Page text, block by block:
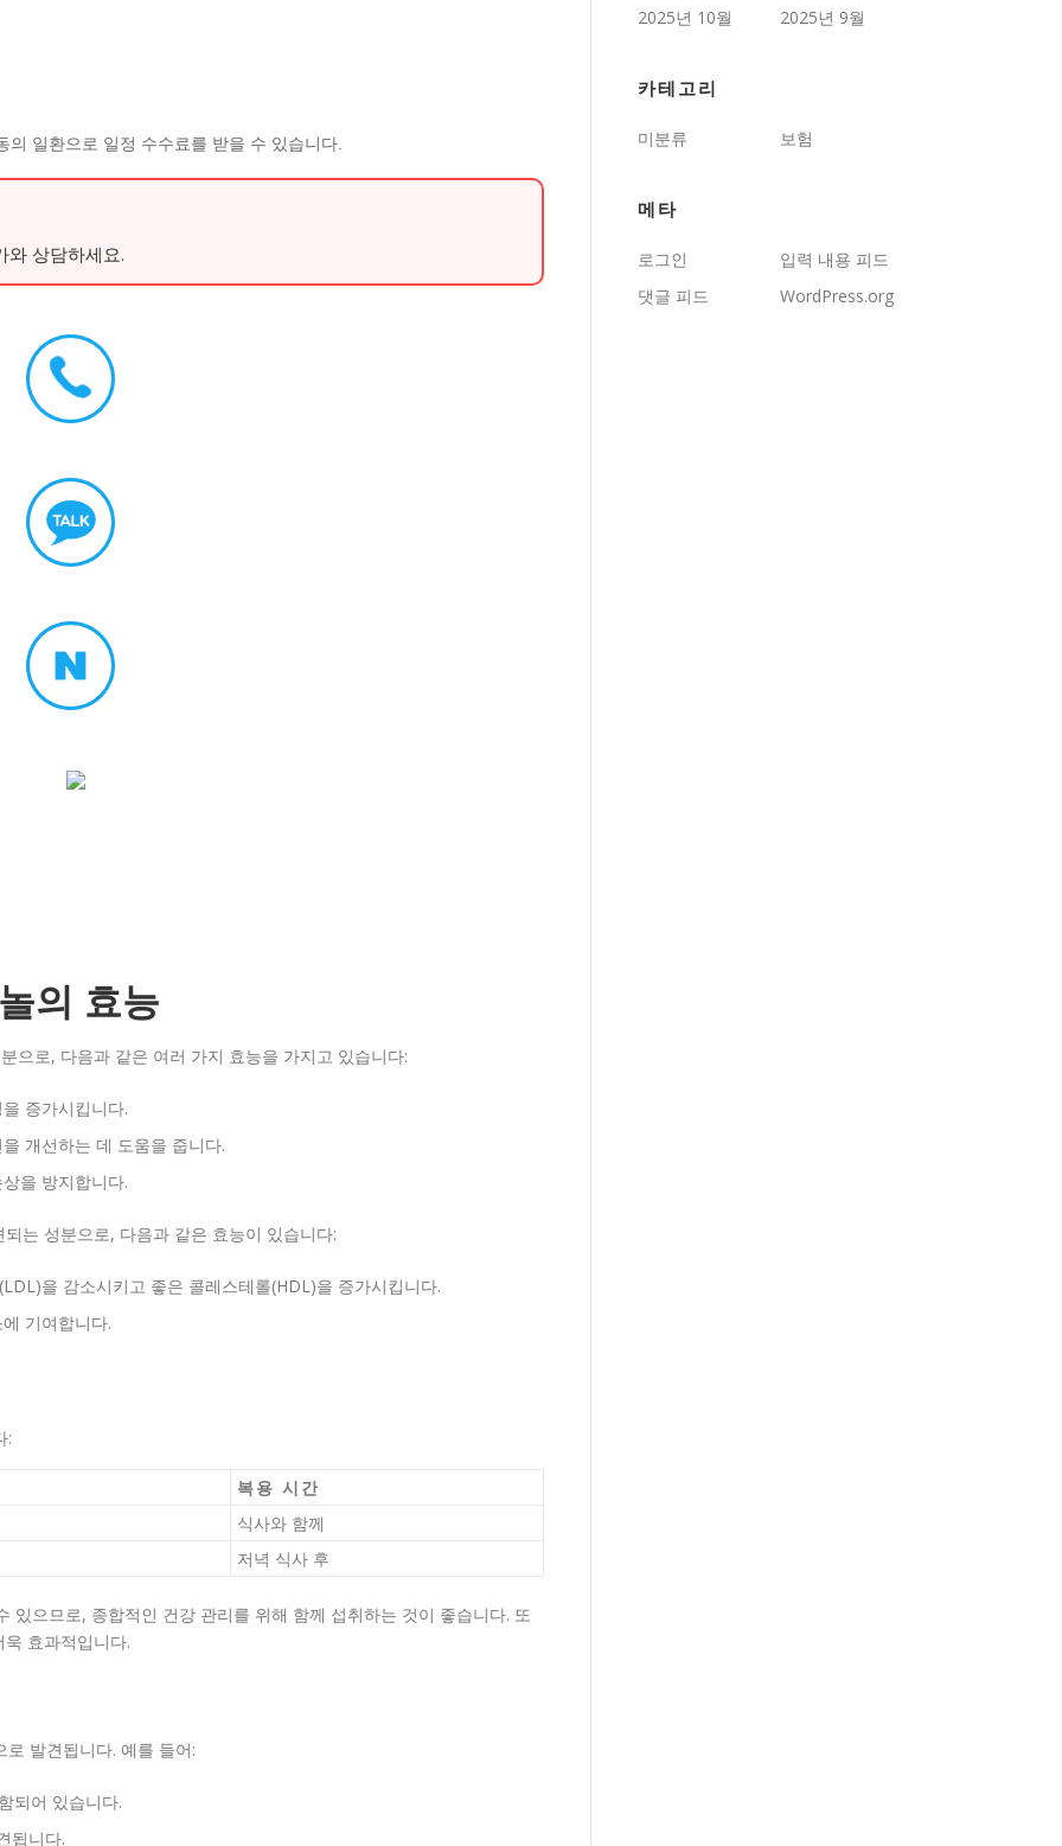
의 일환으로 일정 수수료를 받을 수 있습니다.
와 상담하세요.
의 효능
으로, 다음과 같은 여러 가지 효능을 가지고 있습니다:
증가시킵니다.
개선하는 데 도움을 줍니다.
을 방지합니다.
는 성분으로, 다음과 같은 효능이 있습니다:
을 감소시키고 좋은 콜레스테롤(HDL)을 증가시킵니다.
기여합니다.
:
복용 시간
식사와 함께
저녁 식사 후
있으므로, 종합적인 건강 관리를 위해 함께 섭취하는 것이 좋습니다. 또
효과적입니다.
발견됩니다. 예를 들어:
되어 있습니다.
됩니다.
2025년 10월
2025년 9월
카테고리
미분류 보험
메타
로그인
입력 내용 피드
댓글 피드
WordPress.org